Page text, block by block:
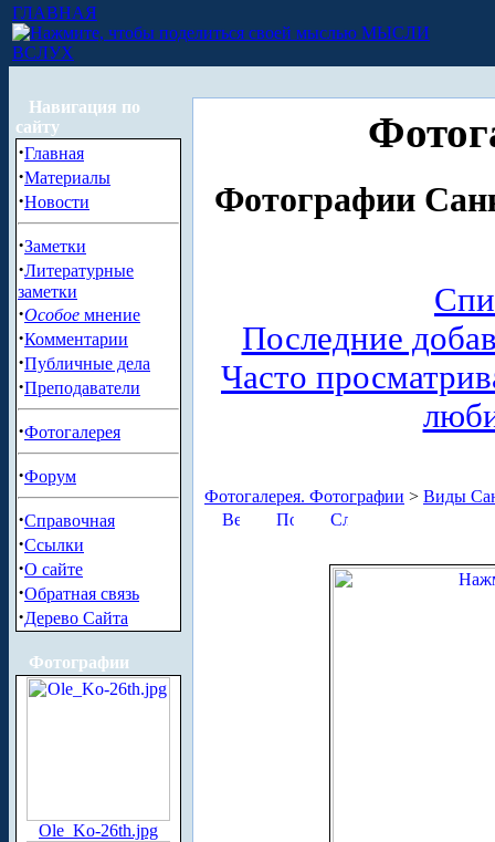
ГЛАВНАЯ
МЫСЛИ
ВСЛУХ
Навигация по
сайту
·Главная
·Материалы
·Новости
·Заметки
·Литературные
заметки
·Особое мнение
·Комментарии
·Публичные дела
·Преподаватели
·Фотогалерея
·Форум
·Справочная
·Ссылки
·О сайте
·Обратная связь
·Дерево Сайта
Фотографии
Ole_Ko-26th.jpg
Фотографии
Последние
Часто
Фотогалерея. Фотографии > Виды